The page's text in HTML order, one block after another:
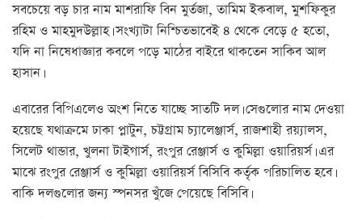
সবচেয়ে বড় চার নাম মাশরাফি বিন মুর্তজা, তামিম ইকবাল, মুশফিকুর
রহিম ও মাহমুদউল্লাহ। সংখ্যাটা নিশ্চিতভাবেই ৪ থেকে বেড়ে ৫ হতো,
যদি না নিষেধাজ্ঞার কবলে পড়ে মাঠের বাইরে থাকতেন সাকিব আল
হাসান।
এবারের বিপিএলেও অংশ নিতে যাচ্ছে সাতটি দল। সেগুলোর নাম দেওয়া
হয়েছে যথাক্রমে ঢাকা প্লাটুন, চট্টগ্রাম চ্যালেঞ্জার্স, রাজশাহী রয়্যালস,
সিলেট থান্ডার, খুলনা টাইগার্স, রংপুর রেঞ্জার্স ও কুমিল্লা ওয়ারিয়র্স। এর
মাঝে রংপুর রেঞ্জার্স ও কুমিল্লা ওয়ারিয়র্স বিসিবি কর্তৃক পরিচালিত হবে।
বাকি দলগুলোর জন্য স্পনসর খুঁজে পেয়েছে বিসিবি।